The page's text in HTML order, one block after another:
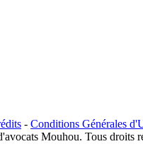
- Conditions Générales
Mouhou. Tous droits